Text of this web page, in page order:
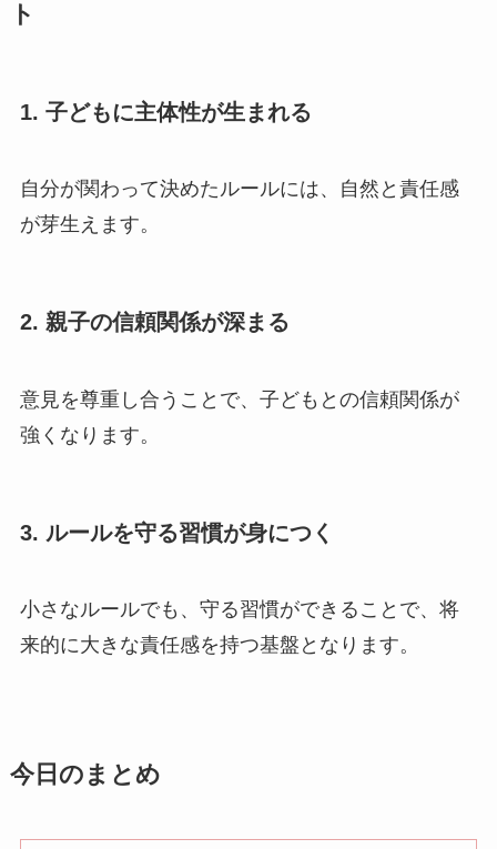
ト
1. 子どもに主体性が生まれる
自分が関わって決めたルールには、自然と責任感
が芽生えます。
2. 親子の信頼関係が深まる
意見を尊重し合うことで、子どもとの信頼関係が
強くなります。
3. ルールを守る習慣が身につく
小さなルールでも、守る習慣ができることで、将
来的に大きな責任感を持つ基盤となります。
今日のまとめ